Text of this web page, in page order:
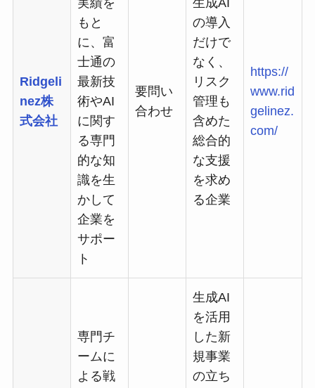
Ridgeli
nez株
式会社
実績を
もと
に、富
士通の
最新技
術やAI
に関す
る専門
的な知
識を生
かして
企業を
サポー
ト
要問い
合わせ
生成AI
の導入
だけで
なく、
リスク
管理も
含めた
総合的
な支援
を求め
る企業
https://
www.rid
gelinez.
com/
専門チ
ームに
よる戦
生成AI
を活用
した新
規事業
の立ち